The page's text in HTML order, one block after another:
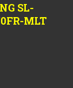
SL-
MLT